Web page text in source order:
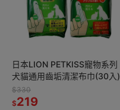
日本LION PETKISS寵物系列
犬貓通用齒垢清潔布巾(30入)
$330
$219